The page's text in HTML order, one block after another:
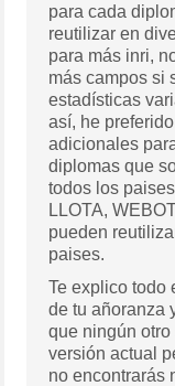
para cada
reutilizar en
para más inri,
más campos si
estadísticas
así, he
adicionales
diplomas que
todos los
LLOTA,
pueden
paises.
Te explico todo
de tu añoranza
que ningún
versión actual
no encontrarás